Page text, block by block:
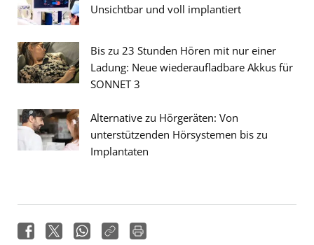
Unsichtbar und voll implantiert
Bis zu 23 Stunden Hören mit nur einer
Ladung: Neue wiederaufladbare Akkus für
SONNET 3
Alternative zu Hörgeräten: Von
unterstützenden Hörsystemen bis zu
Implantaten